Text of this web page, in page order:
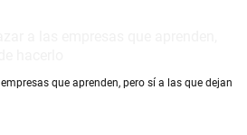
que aprenden, pero sí a las que dejan